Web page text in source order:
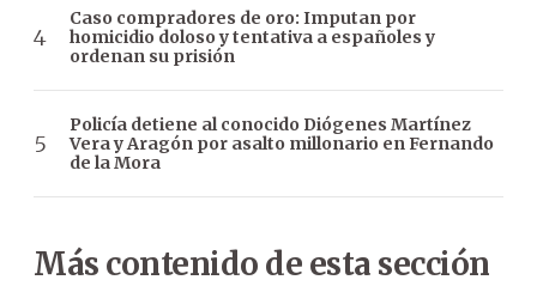
Caso compradores de oro: Imputan por
homicidio doloso y tentativa a españoles y
ordenan su prisión
Policía detiene al conocido Diógenes Martínez
Vera y Aragón por asalto millonario en Fernando
de la Mora
Más contenido de esta sección